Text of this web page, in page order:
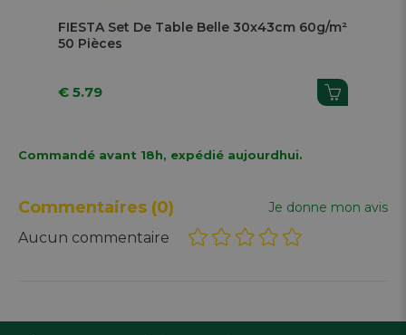
FIESTA Set De Table Belle 30x43cm 60g/m²
50 Pièces
€ 5.79
Commandé avant 18h, expédié aujourdhui.
Commentaires (0) Je donne mon avis
Aucun commentaire